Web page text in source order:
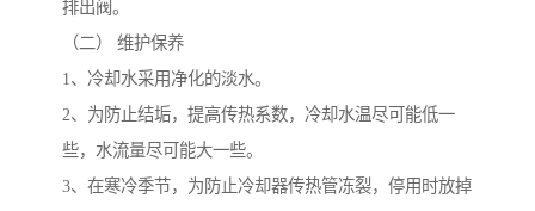
排出阀。
（二） 维护保养
1、冷却水采用净化的淡水。
2、为防止结垢，提高传热系数，冷却水温尽可能低一
些，水流量尽可能大一些。
3、在寒冷季节，为防止冷却器传热管冻裂，停用时放掉